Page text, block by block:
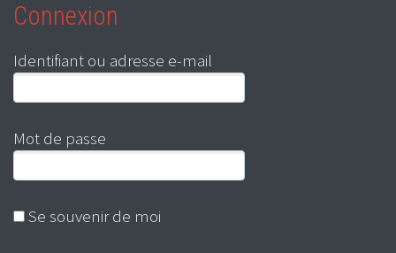
Connexion
Identifiant ou adresse e-mail
Mot de passe
Se souvenir de moi